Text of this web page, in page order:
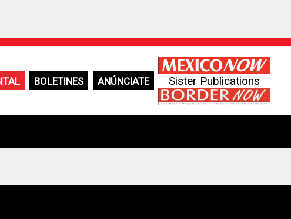
BOLETINES ANÚNCIATE Sister Publications